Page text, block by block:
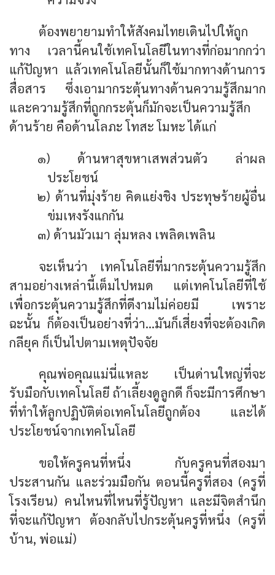
ต้องพยายามทำให้สังคมไทยเดินไปให้ถูก
ทาง เวลานี้คนใช้เทคโนโลยีในทางที่ก่อมากกว่า
แก้ปัญหา แล้วเทคโนโลยีนั้นก็ใช้มากทางด้านการ
สื่อสาร ซึ่งเอามากระตุ้นทางด้านความรู้สึกมาก
และความรู้สึกที่ถูกกระตุ้นก็มักจะเป็นความรู้สึก
ด้านร้าย คือด้านโลภะ โทสะ โมหะ ได้แก่
๑) ด้านหาสุขหาเสพส่วนตัว ล่าผล
ประโยชน์
๒) ด้านที่มุ่งร้าย คิดแย่งชิง ประทุษร้ายผู้อื่น
ข่มเหงรังแกกัน
๓) ด้านมัวเมา ลุ่มหลง เพลิดเพลิน
จะเห็นว่า เทคโนโลยีที่มากระตุ้นความรู้สึก
สามอย่างเหล่านี้เต็มไปหมด แต่เทคโนโลยีที่ใช้
เพื่อกระตุ้นความรู้สึกที่ดีงามไม่ค่อยมี เพราะ
ฉะนั้น ก็ต้องเป็นอย่างที่ว่า...มันก็เสี่ยงที่จะต้องเกิด
กลียุค ก็เป็นไปตามเหตุปัจจัย
คุณพ่อคุณแม่นี่แหละ เป็นด่านใหญ่ที่จะ
รับมือกับเทคโนโลยี ถ้าเลี้ยงดูลูกดี ก็จะมีการศึกษา
ที่ทำให้ลูกปฏิบัติต่อเทคโนโลยีถูกต้อง และได้
ประโยชน์จากเทคโนโลยี
ขอให้ครูคนที่หนึ่ง กับครูคนที่สองมา
ประสานกัน และร่วมมือกัน ตอนนี้ครูที่สอง (ครูที่
โรงเรียน) คนไหนที่ไหนที่รู้ปัญหา และมีจิตสำนึก
ที่จะแก้ปัญหา ต้องกลับไปกระตุ้นครูที่หนึ่ง (ครูที่
บ้าน, พ่อแม่)